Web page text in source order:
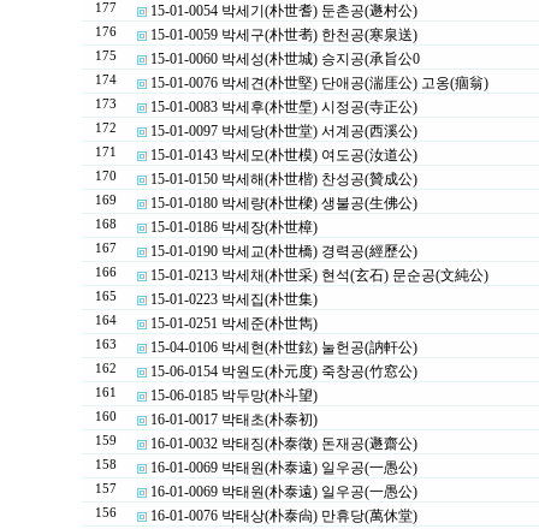
177 15-01-0054 박세기(朴世耆) 둔촌공(遯村公)
176 15-01-0059 박세구(朴世耉) 한천공(寒泉送)
175 15-01-0060 박세성(朴世城) 승지공(承旨公0
174 15-01-0076 박세견(朴世堅) 단애공(湍厓公) 고옹(痼翁)
173 15-01-0083 박세후(朴世垕) 시정공(寺正公)
172 15-01-0097 박세당(朴世堂) 서계공(西溪公)
171 15-01-0143 박세모(朴世模) 여도공(汝道公)
170 15-01-0150 박세해(朴世楷) 찬성공(贊成公)
169 15-01-0180 박세량(朴世樑) 생불공(生佛公)
168 15-01-0186 박세장(朴世樟)
167 15-01-0190 박세교(朴世橋) 경력공(經歷公)
166 15-01-0213 박세채(朴世采) 현석(玄石) 문순공(文純公)
165 15-01-0223 박세집(朴世集)
164 15-01-0251 박세준(朴世雋)
163 15-04-0106 박세현(朴世鉉) 눌헌공(訥軒公)
162 15-06-0154 박원도(朴元度) 죽창공(竹窓公)
161 15-06-0185 박두망(朴斗望)
160 16-01-0017 박태초(朴泰初)
159 16-01-0032 박태징(朴泰徵) 돈재공(遯齋公)
158 16-01-0069 박태원(朴泰遠) 일우공(一愚公)
157 16-01-0069 박태원(朴泰遠) 일우공(一愚公)
156 16-01-0076 박태상(朴泰尙) 만휴당(萬休堂)